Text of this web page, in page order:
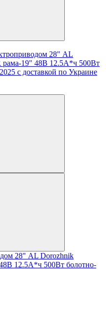
28" AL Dorozhnik
12.5А*ч 500Вт болотно-